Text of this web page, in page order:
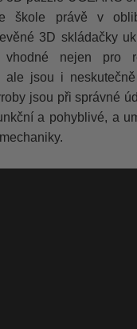
škole právě v
3D skládačky
vhodné nejen pro
ale jsou i
jsou při správné
a pohyblivé, a